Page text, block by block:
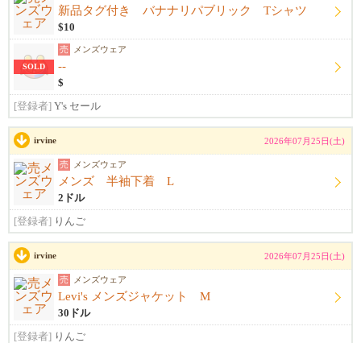
新品タグ付き バナナリパブリック Tシャツ
$10
SOLD
売 メンズウェア
--
$
[登録者] Y's セール
irvine 2026年07月25日(土)
売 メンズウェア
メンズ 半袖下着 L
2ドル
[登録者] りんご
irvine 2026年07月25日(土)
売 メンズウェア
Levi's メンズジャケット M
30ドル
[登録者] りんご